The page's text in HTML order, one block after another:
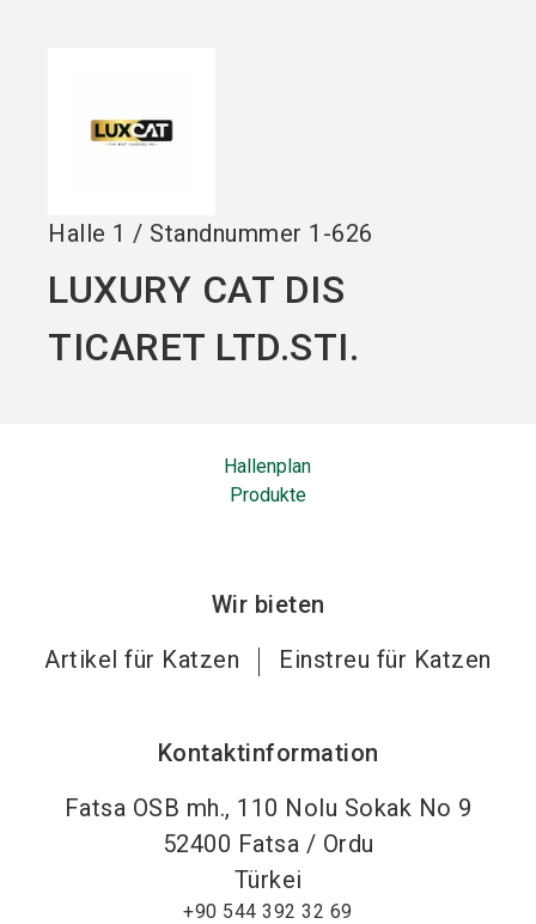
Halle 1 / Standnummer 1-626
LUXURY CAT DIS
TICARET LTD.STI.
Hallenplan
Produkte
Wir bieten
Artikel für Katzen
Einstreu für Katzen
Kontaktinformation
Fatsa OSB mh., 110 Nolu Sokak No 9
52400 Fatsa / Ordu
Türkei
+90 544 392 32 69